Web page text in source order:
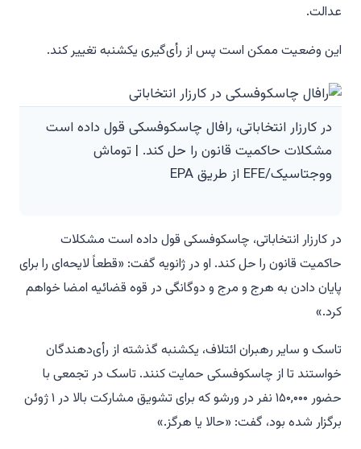
عدالت.
این وضعیت ممکن است پس از رأی‌گیری یکشنبه تغییر کند.
در کارزار انتخاباتی، رافال چاسکوفسکی قول داده است
مشکلات حاکمیت قانون را حل کند. | توماش
ووجتاسیک/EFE از طریق EPA
در کارزار انتخاباتی، چاسکوفسکی قول داده است مشکلات
حاکمیت قانون را حل کند. او در ژانویه گفت: «قطعاً لایحه‌ای را برای
پایان دادن به هرج و مرج و دوگانگی در قوه قضائیه امضا خواهم
کرد.»
تاسک و سایر رهبران ائتلاف، یکشنبه گذشته از رأی‌دهندگان
خواستند تا از چاسکوفسکی حمایت کنند. تاسک در تجمعی با
حضور ۱۵۰,۰۰۰ نفر در ورشو که برای تشویق مشارکت بالا در ۱ ژوئن
برگزار شده بود، گفت: «حالا یا هرگز.»